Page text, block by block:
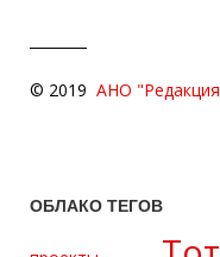
© 2019 АНО
ОБЛАКО ТЕГОВ